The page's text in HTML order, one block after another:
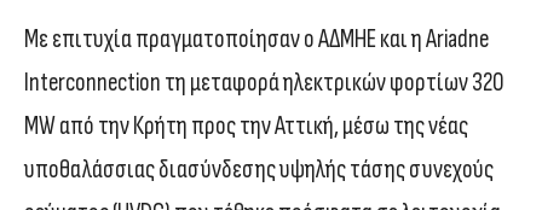
Με επιτυχία πραγματοποίησαν ο ΑΔΜΗΕ και η Ariadne
Interconnection τη μεταφορά ηλεκτρικών φορτίων 320
MW από την Κρήτη προς την Αττική, μέσω της νέας
υποθαλάσσιας διασύνδεσης υψηλής τάσης συνεχούς